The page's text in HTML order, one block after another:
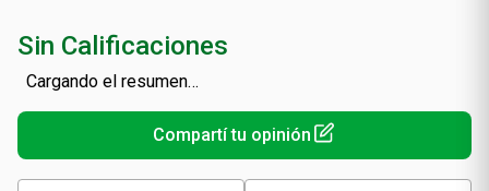
Sin Calificaciones
Cargando el resumen…